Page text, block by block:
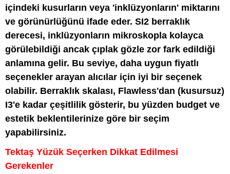
içindeki kusurların veya 'inklüzyonların' miktarını
ve görünürlüğünü ifade eder. SI2 berraklık
derecesi, inklüzyonların mikroskopla kolayca
görülebildiği ancak çıplak gözle zor fark edildiği
anlamına gelir. Bu seviye, daha uygun fiyatlı
seçenekler arayan alıcılar için iyi bir seçenek
olabilir. Berraklık skalası, Flawless'dan (kusursuz)
I3'e kadar çeşitlilik gösterir, bu yüzden budget ve
estetik beklentilerinize göre bir seçim
yapabilirsiniz.
Tektaş Yüzük Seçerken Dikkat Edilmesi
Gerekenler